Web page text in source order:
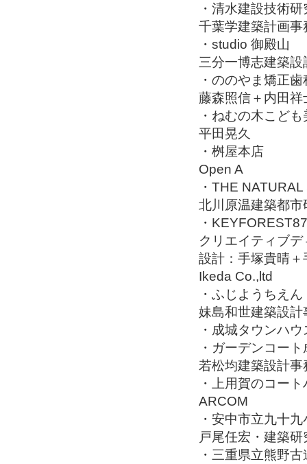
・清水建設技術
千葉学建築計画事
・studio 御殿山
三分一博志建築設
・ののやま矯正
藤森照信＋内田
・ねむの木こど
平田晃久
・桝屋本店
Open A
・THE
北川原温建築都市
・
クリエイティブ
設計：手塚貴晴
Ikeda Co.,ltd
・ふじようちえん
妹島和世建築設
・成城タウンハウ
・ガーデンコー
若松均建築設計事
・上用賀のコー
ARCOM
・安中市立九十
戸尾任宏・建築
・三重県立熊野